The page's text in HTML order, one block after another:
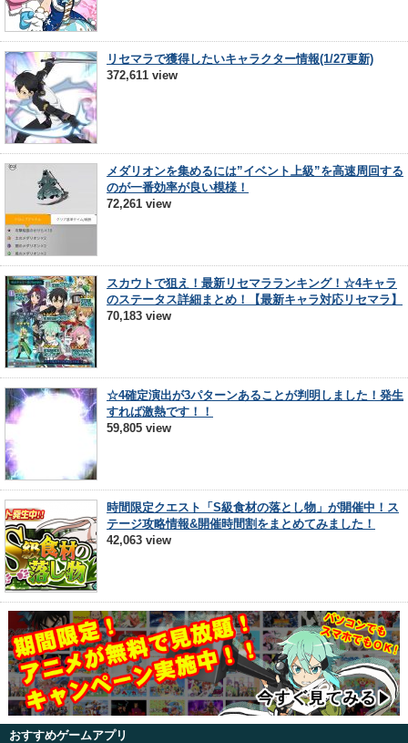
リセマラで獲得したいキャラクター情報(1/27更新)
372,611 view
メダリオンを集めるには”イベント上級”を高速周回する
のが一番効率が良い模様！
72,261 view
スカウトで狙え！最新リセマラランキング！☆4キャラ
のステータス詳細まとめ！【最新キャラ対応リセマラ】
70,183 view
☆4確定演出が3パターンあることが判明しました！発生
すれば激熱です！！
59,805 view
時間限定クエスト「S級食材の落とし物」が開催中！ス
テージ攻略情報&開催時間割をまとめてみました！
42,063 view
おすすめゲームアプリ